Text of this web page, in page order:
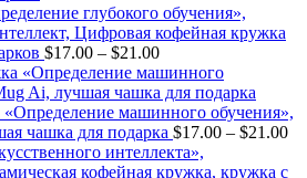
$21.00
глубокого обучения»,
Цифровая кофейная кружка
$17.00 – $21.00Price
range:
$17.00
through
$21.00
«Определение машинного обучения»,
чашка для подарка $17.00 – $21.00